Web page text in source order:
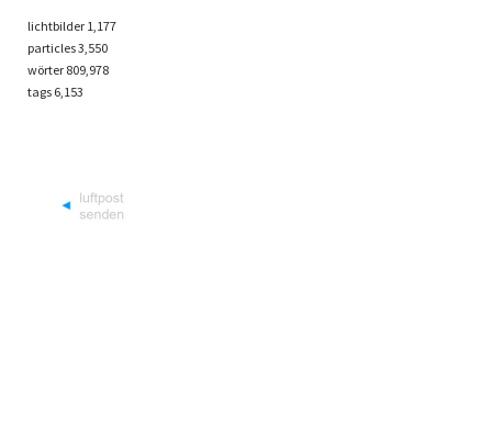
lichtbilder 1,177
particles3,550
wörter 809,978
tags 6,153